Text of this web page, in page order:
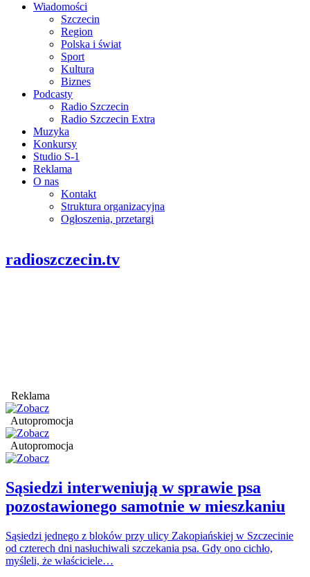
Wiadomości
Szczecin
Region
Polska i świat
Sport
Kultura
Biznes
Podcasty
Radio Szczecin
Radio Szczecin Extra
Muzyka
Konkursy
Studio S-1
Reklama
O nas
Kontakt
Struktura organizacyjna
Ogłoszenia, przetargi
radioszczecin.tv
Reklama
Autopromocja
Autopromocja
Sąsiedzi interweniują w sprawie psa
pozostawionego samotnie w mieszkaniu
Sąsiedzi jednego z bloków przy ulicy Zakopiańskiej w Szczecinie
od czterech dni nasłuchiwali szczekania psa. Gdy ono cichło,
myśleli, że właściciele…